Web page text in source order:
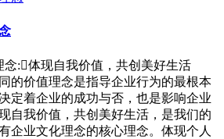
念:体现自我价值，共创美好生活
的价值理念是指导企业行为的最根本
定着企业的成功与否，也是影响企业
自我价值，共创美好生活，是我们的
企业文化理念的核心理念。体现个人